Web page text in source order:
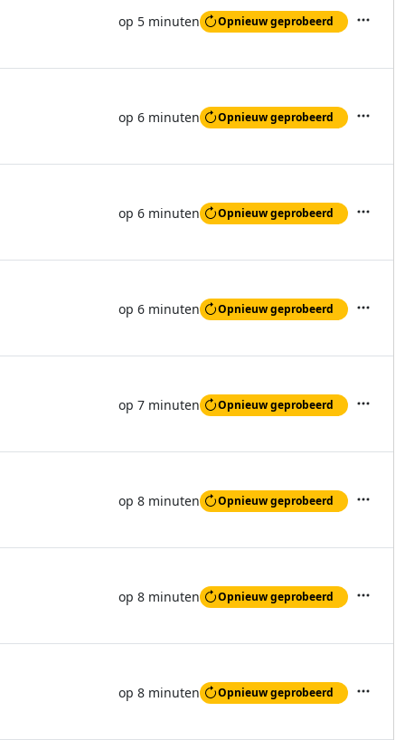
op 5 minuten Opnieuw geprobeerd
op 6 minuten Opnieuw geprobeerd
op 6 minuten Opnieuw geprobeerd
op 6 minuten Opnieuw geprobeerd
op 7 minuten Opnieuw geprobeerd
op 8 minuten Opnieuw geprobeerd
op 8 minuten Opnieuw geprobeerd
op 8 minuten Opnieuw geprobeerd